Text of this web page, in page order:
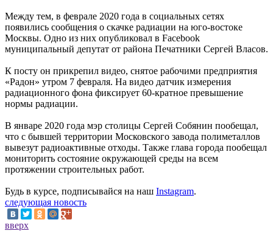
Между тем, в феврале 2020 года в социальных сетях
появились сообщения о скачке радиации на юго-востоке
Москвы. Одно из них опубликовал в Facebook
муниципальный депутат от района Печатники Сергей Власов.
К посту он прикрепил видео, снятое рабочими предприятия
«Радон» утром 7 февраля. На видео датчик измерения
радиационного фона фиксирует 60-кратное превышение
нормы радиации.
В январе 2020 года мэр столицы Сергей Собянин пообещал,
что с бывшей территории Московского завода полиметаллов
вывезут радиоактивные отходы. Также глава города пообещал
мониторить состояние окружающей среды на всем
протяжении строительных работ.
Будь в курсе, подписывайся на наш Instagram.
следующая новость
вверх